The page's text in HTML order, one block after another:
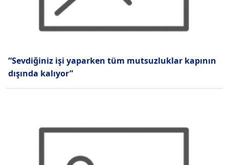
“Sevdiğiniz işi yaparken tüm mutsuzluklar kapının
dışında kalıyor”